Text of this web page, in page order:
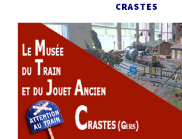
CRASTES